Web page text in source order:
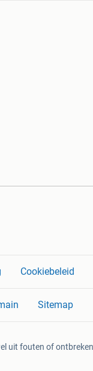
Cookiebeleid
Sitemap
uit fouten of